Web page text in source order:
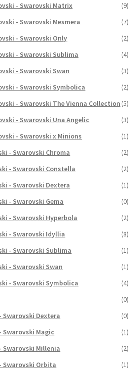
- Swarovski Matrix
(9)
- Swarovski Mesmera
(7)
- Swarovski Only
(2)
- Swarovski Sublima
(4)
- Swarovski Swan
(3)
- Swarovski Symbolica
(2)
- Swarovski The Vienna Collection (5)
- Swarovski Una Angelic
(3)
- Swarovski x Minions
(1)
- Swarovski Chroma
(2)
- Swarovski Constella
(2)
- Swarovski Dextera
(1)
- Swarovski Gema
(0)
- Swarovski Hyperbola
(2)
- Swarovski Idyllia
(8)
- Swarovski Sublima
(1)
- Swarovski Swan
(1)
- Swarovski Symbolica
(4)
(0)
Swarovski Dextera
(0)
Swarovski Magic
(1)
Swarovski Millenia
(2)
Swarovski Orbita
(1)